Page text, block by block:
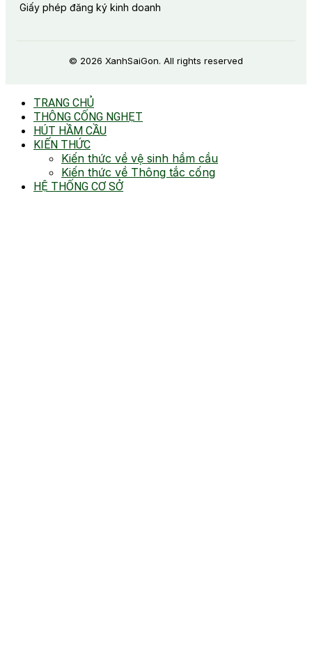
Giấy phép đăng ký kinh doanh
© 2026 XanhSaiGon. All rights reserved
TRANG CHỦ
THÔNG CỐNG NGHẸT
HÚT HẦM CẦU
KIẾN THỨC
Kiến thức về vệ sinh hầm cầu
Kiến thức về Thông tắc cống
HỆ THỐNG CƠ SỞ